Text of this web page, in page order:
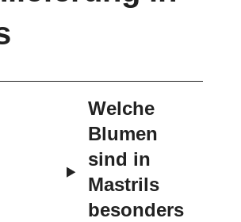
Welche
Blumen
sind in
Mastrils
besonders